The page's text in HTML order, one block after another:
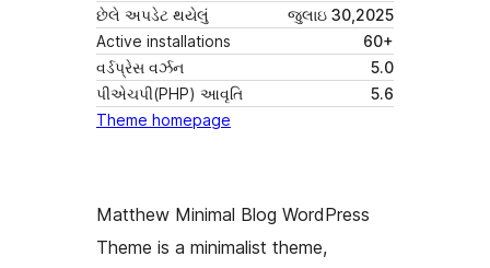
છેલે અપડેટ થયેલું
જુલાઇ 30,2025
Active installations
60+
વર્ડપ્રેસ વર્ઝન
5.0
પીએચપી(PHP) આવૃતિ
5.6
Theme homepage
Matthew Minimal Blog WordPress
Theme is a minimalist theme,